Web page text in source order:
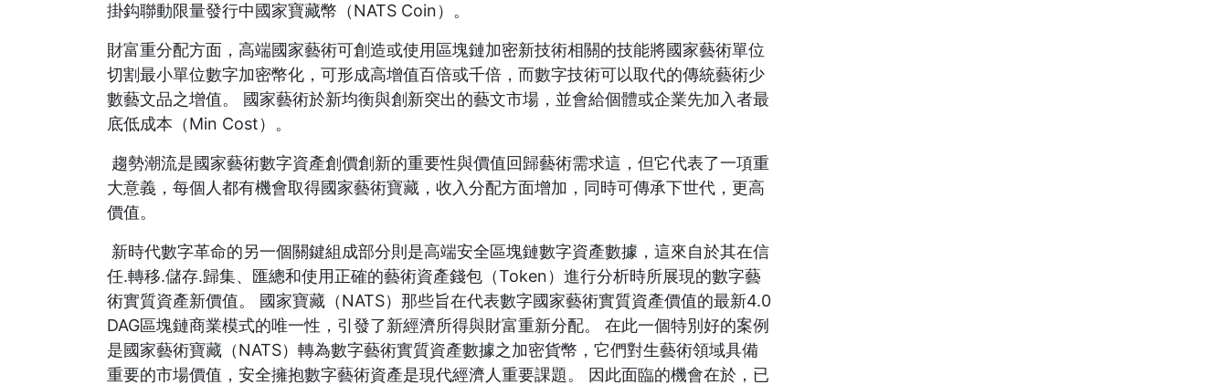
掛鈎聯動限量發行中國家寶藏幣（NATS Coin）。
財富重分配方面，高端國家藝術可創造或使用區塊鏈加密新技術相關的技能將國家藝術單位
切割最小單位數字加密幣化，可形成高增值百倍或千倍，而數字技術可以取代的傳統藝術少
數藝文品之增值。 國家藝術於新均衡與創新突出的藝文市場，並會給個體或企業先加入者最
底低成本（Min Cost）。
趨勢潮流是國家藝術數字資產創價創新的重要性與價值回歸藝術需求這，但它代表了一項重
大意義，每個人都有機會取得國家藝術寶藏，收入分配方面增加，同時可傳承下世代，更高
價值。
新時代數字革命的另一個關鍵組成部分則是高端安全區塊鏈數字資產數據，這來自於其在信
任.轉移.儲存.歸集、匯總和使用正確的藝術資產錢包（Token）進行分析時所展現的數字藝
術實質資產新價值。 國家寶藏（NATS）那些旨在代表數字國家藝術實質資產價值的最新4.0
DAG區塊鏈商業模式的唯一性，引發了新經濟所得與財富重新分配。 在此一個特別好的案例
是國家藝術寶藏（NATS）轉為數字藝術實質資產數據之加密貨幣，它們對生藝術領域具備
重要的市場價值，安全擁抱數字藝術資產是現代經濟人重要課題。 因此面臨的機會在於，已